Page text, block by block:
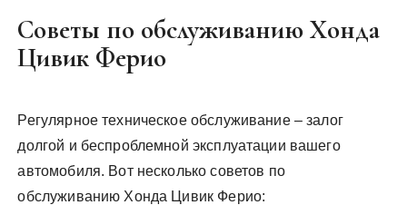
Советы по обслуживанию Хонда
Цивик Ферио
Регулярное техническое обслуживание – залог
долгой и беспроблемной эксплуатации вашего
автомобиля. Вот несколько советов по
обслуживанию Хонда Цивик Ферио: